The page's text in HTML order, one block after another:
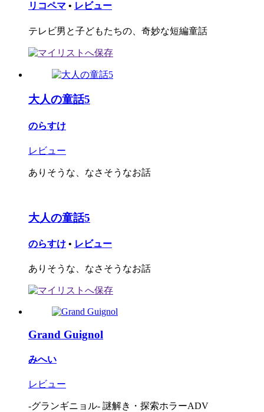
リコペマ • レビュー
テレビ男と子どもたちの、奇妙な短編童話
大人の童話5
のらすけ
レビュー
ありそうな、なさそうなお話
大人の童話5
のらすけ • レビュー
ありそうな、なさそうなお話
Grand Guignol
みへい
レビュー
-グランギニョル- 謎解き・探索ホラーADV